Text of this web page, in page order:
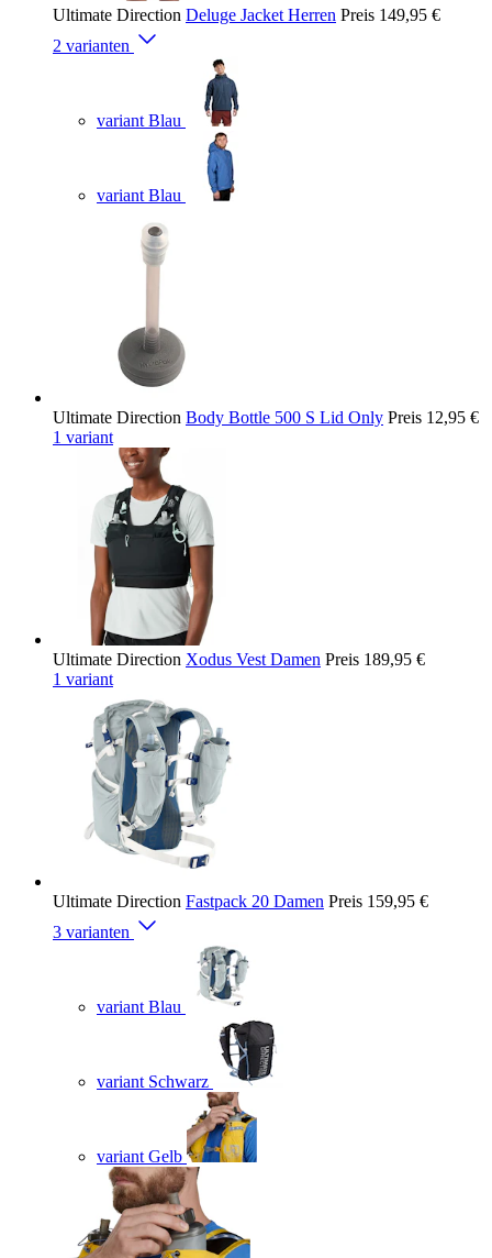
Ultimate Direction Deluge Jacket Herren Preis 149,95 €
2 varianten
variant Blau
variant Blau
Ultimate Direction Body Bottle 500 S Lid Only Preis 12,95 €
1 variant
Ultimate Direction Xodus Vest Damen Preis 189,95 €
1 variant
Ultimate Direction Fastpack 20 Damen Preis 159,95 €
3 varianten
variant Blau
variant Schwarz
variant Gelb